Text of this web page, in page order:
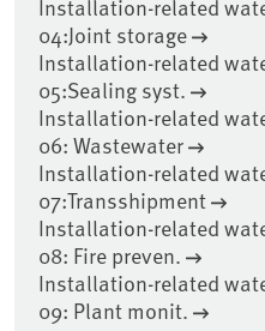
Installation-related
04:Joint storage
Installation-related
05:Sealing syst.
Installation-related
06: Wastewater
Installation-related
07:Transshipment
Installation-related
08: Fire preven.
Installation-related
09: Plant monit.